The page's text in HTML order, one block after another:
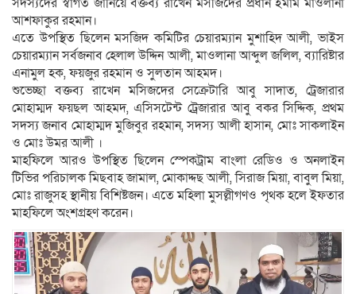
আশফাকুর রহমান।
এতে উপস্থিত ছিলেন মসজিদ কমিটির চেয়ারম্যান মুশাহিদ আলী, ভাইস
চেয়ারম্যান সর্বজনাব হেলাল উদ্দিন আলী, মাওলানা আব্দুল জলিল, ব্যারিষ্টার
এনামুল হক, ফয়জুর রহমান ও সুলতান আহমদ।
শুভেচ্ছা বক্তব্য রাখেন মসিজদের সেক্রেটারি আবু সাদাত, ট্রেজারার
মোহাম্মদ ফয়ছল আহমদ, এসিসটেন্ট ট্রেজারার আবু বকর সিদ্দিক, প্রথম
সদস্য জনাব মোহাম্মদ মুজিবুর রহমান, সদস্য আলী হাসান, মোঃ সাকলাইন
ও মোঃ উমর আলী ।
মাহফিলে আরও উপস্থিত ছিলেন স্পেকট্রাম বাংলা রেডিও ও অনলাইন
টিভির পরিচালক মিছবাহ জামাল, মোকাদ্দছ আলী, সিরাজ মিয়া, বাবুল মিয়া,
মোঃ রাজুসহ স্থানীয় বিশিষ্টজন। এতে মহিলা মুসল্লীগণও পৃথক হলে ইফতার
মাহফিলে অংশগ্রহণ করেন।